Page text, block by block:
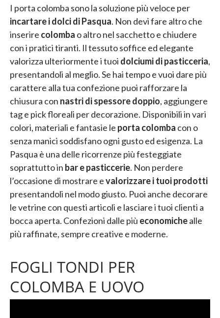
I porta colomba sono la soluzione più veloce per
incartare i dolci di Pasqua. Non devi fare altro che
inserire colomba o altro nel sacchetto e chiudere
con i pratici tiranti. Il tessuto soffice ed elegante
valorizza ulteriormente i tuoi dolciumi di pasticceria,
presentandoli al meglio. Se hai tempo e vuoi dare più
carattere alla tua confezione puoi rafforzare la
chiusura con nastri di spessore doppio, aggiungere
tag e pick floreali per decorazione. Disponibili in vari
colori, materiali e fantasie le porta colomba con o
senza manici soddisfano ogni gusto ed esigenza. La
Pasqua è una delle ricorrenze più festeggiate
soprattutto in bar e pasticcerie. Non perdere
l’occasione di mostrare evalorizzare i tuoi prodotti
presentandoli nel modo giusto. Puoi anche decorare
le vetrine con questi articoli e lasciare i tuoi clienti a
bocca aperta. Confezioni dalle più economichealle
più raffinate, sempre creative e moderne.
FOGLI TONDI PER
COLOMBA E UOVO